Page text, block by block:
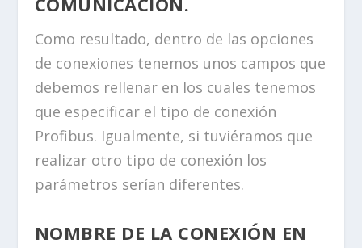
Como resultado, dentro de las opciones
de conexiones tenemos unos campos que
debemos rellenar en los cuales tenemos
que especificar el tipo de conexión
Profibus. Igualmente, si tuviéramos que
realizar otro tipo de conexión los
parámetros serían diferentes.
NOMBRE DE LA CONEXIÓN EN